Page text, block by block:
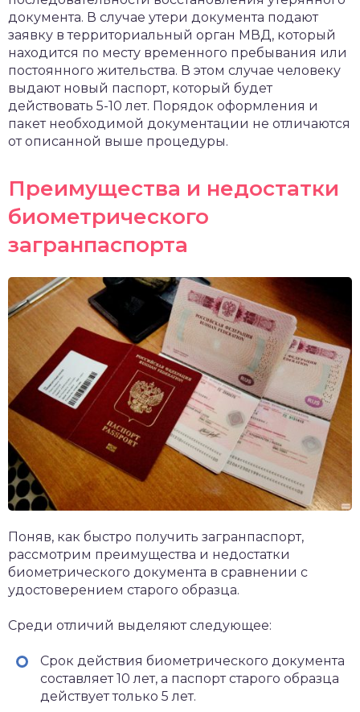
документа. В случае утери документа подают
заявку в территориальный орган МВД, который
находится по месту временного пребывания или
постоянного жительства. В этом случае человеку
выдают новый паспорт, который будет
действовать 5-10 лет. Порядок оформления и
пакет необходимой документации не отличаются
от описанной выше процедуры.
Преимущества и недостатки
биометрического
загранпаспорта
Поняв, как быстро получить загранпаспорт,
рассмотрим преимущества и недостатки
биометрического документа в сравнении с
удостоверением старого образца.
Среди отличий выделяют следующее:
Срок действия биометрического документа
составляет 10 лет, а паспорт старого образца
действует только 5 лет.